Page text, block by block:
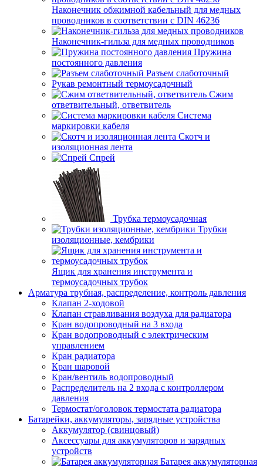
Наконечник обжимной кабельный для медных
проводников в соответствии с DIN 46236
Наконечник-гильза для медных проводников
Пружина
постоянного давления
Разъем слаботочный
Рукав ремонтный термоусадочный
Сжим
ответвительный, ответвитель
Система
маркировки кабеля
Скотч и
изоляционная лента
Спрей
Трубка термоусадочная
Трубки
изоляционные, кембрики
Ящик для хранения инструмента и
термоусадочных трубок
Арматура трубная, распределение, контроль давления
Клапан 2-ходовой
Клапан стравливания воздуха для радиатора
Кран водопроводный на 3 входа
Кран водопроводный с электрическим
управлением
Кран радиатора
Кран шаровой
Кран/вентиль водопроводный
Распределитель на 2 входа с контроллером
давления
Термостат/оголовок термостата радиатора
Батарейки, аккумуляторы, зарядные устройства
Аккумулятор (свинцовый)
Аксессуары для аккумуляторов и зарядных
устройств
Батарея аккумуляторная